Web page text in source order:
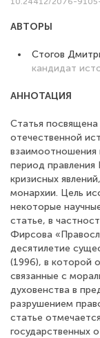
АВТОРЫ
Стогов
кандидат
АННОТАЦИЯ
Статья
отечественной
взаимоотношения
период правления
кризисных
монархии. Цель
некоторые
статье, в
Фирсова
десятилетие
(1996), в которой
связанные с
духовенства в
разрушением
статье
государственных